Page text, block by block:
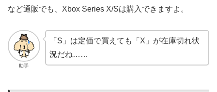
など通販でも、Xbox Series X/Sは購入できますよ。
助手
「S」は定価で買えても「X」が在庫切れ状
況だね……